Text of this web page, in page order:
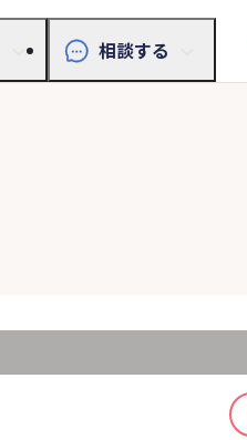
相談する